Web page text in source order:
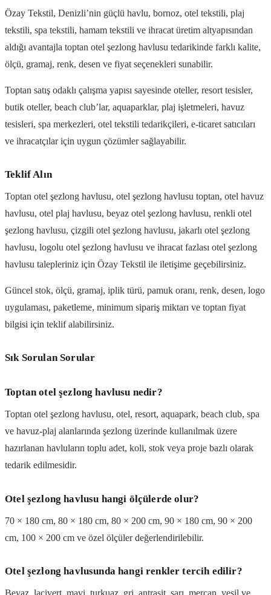
Özay Tekstil, Denizli’nin güçlü havlu, bornoz, otel tekstili, plaj
tekstili, spa tekstili, hamam tekstili ve ihracat üretim altyapısından
aldığı avantajla toptan otel şezlong havlusu tedarikinde farklı kalite,
ölçü, gramaj, renk, desen ve fiyat seçenekleri sunabilir.
Toptan satış odaklı çalışma yapısı sayesinde oteller, resort tesisler,
butik oteller, beach club’lar, aquaparklar, plaj işletmeleri, havuz
tesisleri, spa merkezleri, otel tekstili tedarikçileri, e-ticaret satıcıları
ve ihracatçılar için uygun çözümler sağlayabilir.
Teklif Alın
Toptan otel şezlong havlusu, otel şezlong havlusu toptan, otel havuz
havlusu, otel plaj havlusu, beyaz otel şezlong havlusu, renkli otel
şezlong havlusu, çizgili otel şezlong havlusu, jakarlı otel şezlong
havlusu, logolu otel şezlong havlusu ve ihracat fazlası otel şezlong
havlusu talepleriniz için Özay Tekstil ile iletişime geçebilirsiniz.
Güncel stok, ölçü, gramaj, iplik türü, pamuk oranı, renk, desen, logo
uygulaması, paketleme, minimum sipariş miktarı ve toptan fiyat
bilgisi için teklif alabilirsiniz.
Sık Sorulan Sorular
Toptan otel şezlong havlusu nedir?
Toptan otel şezlong havlusu, otel, resort, aquapark, beach club, spa
ve havuz-plaj alanlarında şezlong üzerinde kullanılmak üzere
hazırlanan havluların toplu adet, koli, stok veya proje bazlı olarak
tedarik edilmesidir.
Otel şezlong havlusu hangi ölçülerde olur?
70 × 180 cm, 80 × 180 cm, 80 × 200 cm, 90 × 180 cm, 90 × 200
cm, 100 × 200 cm ve özel ölçüler değerlendirilebilir.
Otel şezlong havlusunda hangi renkler tercih edilir?